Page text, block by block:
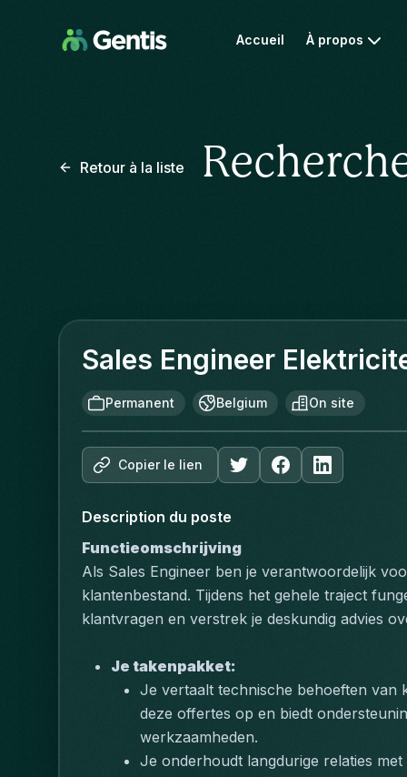
Accueil À propos
Retour à la liste
Sales Engineer
Permanent Belgium On site
Copier le lien
Description du poste
Functieomschrijving
Als Sales Engineer ben je verantwoordelijk
klantenbestand. Tijdens het gehele traject
klantvragen en verstrek je deskundig advies
Je takenpakket:
Je vertaalt technische behoeften
deze offertes op en biedt
werkzaamheden.
Je onderhoudt langdurige relaties